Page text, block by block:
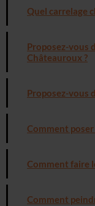
Quel carrelage
Proposez-vous
Châteauroux ?
Proposez-vous
Comment
Comment faire
Comment